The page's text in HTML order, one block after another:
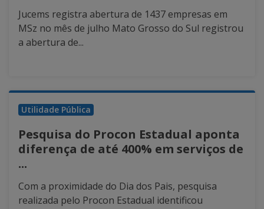
Jucems registra abertura de 1437 empresas em
MSz no mês de julho Mato Grosso do Sul registrou
a abertura de...
Utilidade Pública
Pesquisa do Procon Estadual aponta
diferença de até 400% em serviços de
...
Com a proximidade do Dia dos Pais, pesquisa
realizada pelo Procon Estadual identificou